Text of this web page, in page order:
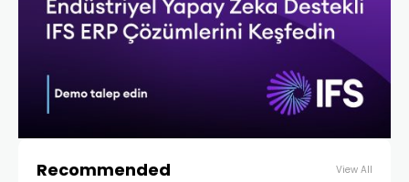
Recommended View All